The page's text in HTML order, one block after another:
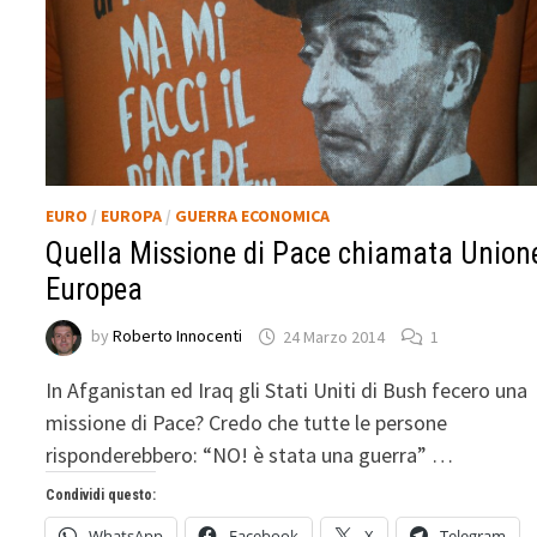
EURO / EUROPA / GUERRA ECONOMICA
Quella Missione di Pace chiamata
Europea
byRoberto Innocenti 24 Marzo 2014 1
In Afganistan ed Iraq gli Stati Uniti di Bush fecero una
missione di Pace? Credo che tutte le persone
risponderebbero: “NO! è stata una guerra” …
Condividi questo: